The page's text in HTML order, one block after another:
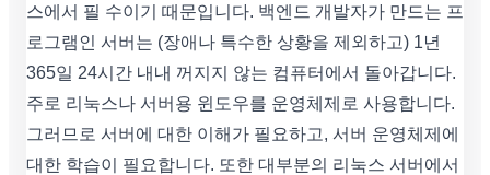
스에서 필 수이기 때문입니다. 백엔드 개발자가 만드는 프
로그램인 서버는 (장애나 특수한 상황을 제외하고) 1년
365일 24시간 내내 꺼지지 않는 컴퓨터에서 돌아갑니다.
주로 리눅스나 서버용 윈도우를 운영체제로 사용합니다.
그러므로 서버에 대한 이해가 필요하고, 서버 운영체제에
대한 학습이 필요합니다. 또한 대부분의 리눅스 서버에서